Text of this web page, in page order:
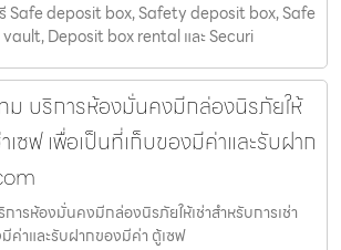
Safe deposit box, Safety deposit box, Safe
Deposit box rental และ Securi
ม บริการห้องมั่นคงมีกล่องนิรภัยให้
เซฟ เพื่อเป็นที่เก็บของมีค่าและรับฝาก
ารห้องมั่นคงมีกล่องนิรภัยให้เช่าสำหรับการเช่า
ค่าและรับฝากของมีค่า ตู้เซฟ